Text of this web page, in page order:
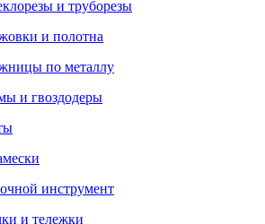
и труборезы
и полотна
по металлу
и гвоздодеры
инструмент
и тележки